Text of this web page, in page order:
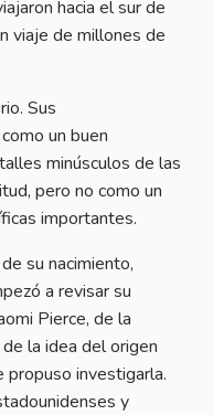
hacia el sur de
viaje de millones de
Sus
un buen
minúsculos de las
pero no como un
importantes.
su nacimiento,
a revisar su
Pierce, de la
la idea del origen
propuso investigarla.
y